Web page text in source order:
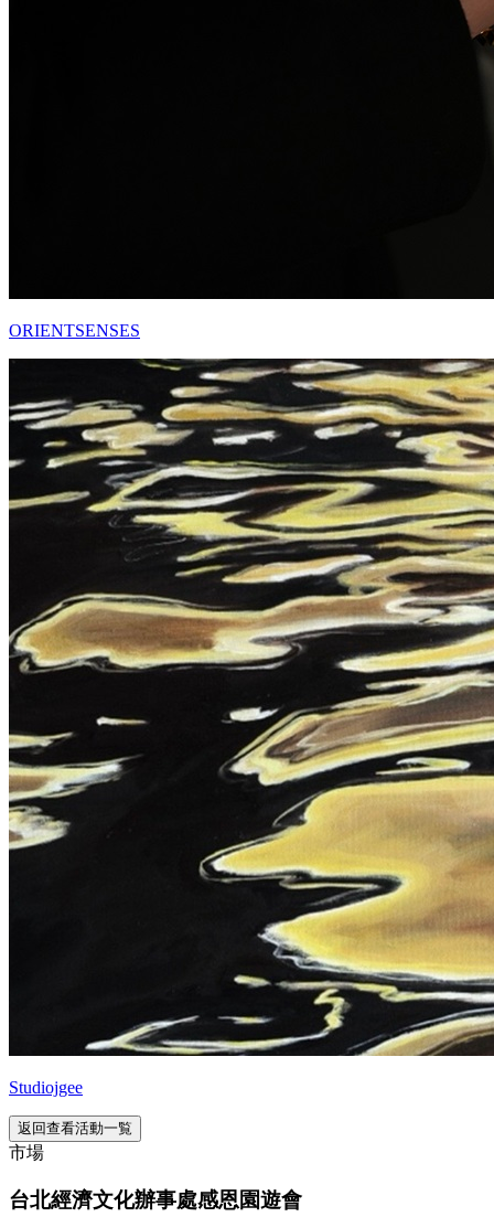
ORIENTSENSES
Studiojgee
返回查看活動一覧
市場
台北經濟文化辦事處感恩園遊會